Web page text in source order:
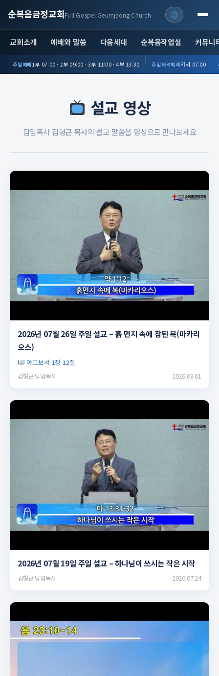
순복음금정교회Full Gospel Geumjeong Church
교회소개 예배와 말씀 다음세대 순복음작업실 커뮤니
주일예배1부 07:00 · 2부 09:00 · 3부 11:00 · 4부 13:30 주일저녁예배저녁 07:00
설교 영상
담임목사 김형근 목사의 설교 말씀을 영상으로 만나보세요
▶
2026년 07월 26일 주일 설교 – 흙 먼지 속에 참된 복(마카리
오스)
야고보서 1장 12절
김형근 담임목사 2026.08.01
▶
2026년 07월 19일 주일 설교 – 하나님이 쓰시는 작은 시작
김형근 담임목사 2026.07.24